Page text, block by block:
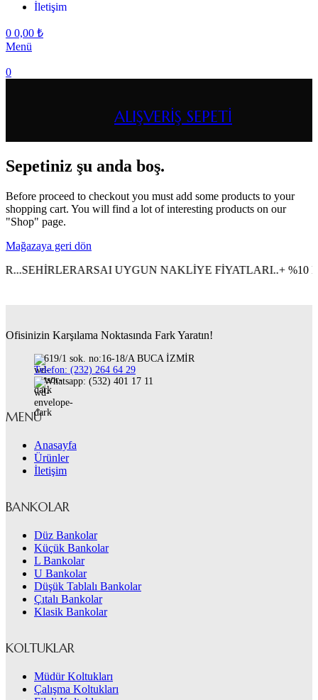
İletişim
0 0,00 ₺
Menü
0
ALIŞVERIŞ SEPETI
Sepetiniz şu anda boş.
Before proceed to checkout you must add some products to your
shopping cart. You will find a lot of interesting products on our
"Shop" page.
Mağazaya geri dön
UYGUN NAKLİYE FİYATLARI..+ %10 KDV
Ofisinizin Karşılama Noktasında Fark Yaratın!
619/1 sok. no:16-18/A BUCA İZMİR
Telefon: (232) 264 64 29
Whatsapp: (532) 401 17 11
MENÜ
Anasayfa
Ürünler
İletişim
BANKOLAR
Düz Bankolar
Küçük Bankolar
L Bankolar
U Bankolar
Düşük Tablalı Bankolar
Çıtalı Bankolar
Klasik Bankolar
KOLTUKLAR
Müdür Koltukları
Çalışma Koltukları